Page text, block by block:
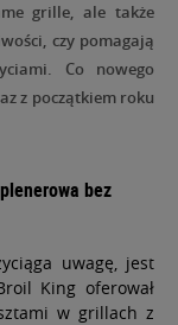
grille, ale także
czy pomagają
Co nowego
z początkiem roku
bez
uwagę, jest
King oferował
w grillach z